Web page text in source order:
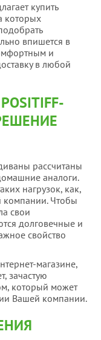
купить
которых
впишется в
и
в любой
рассчитаны
аналоги.
нагрузок, как,
компании. Чтобы
свои
долговечные и
свойство
магазине,
зачастую
который может
Вашей компании.